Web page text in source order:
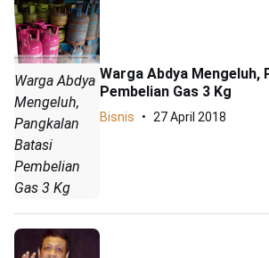
Warga Abdya
Mengeluh,
Pangkalan
Batasi
Pembelian
Gas 3 Kg
Warga Abdya Mengeluh,
Pembelian Gas 3 Kg
Bisnis 27 April 2018